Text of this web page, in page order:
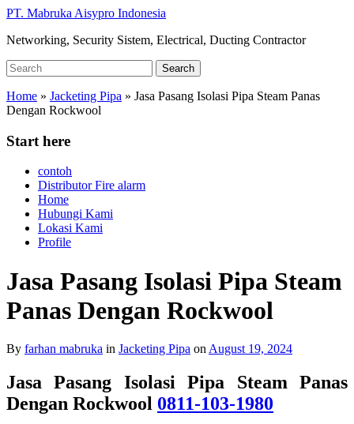
Skip
main
PT. Mabruka Aisypro Indonesia
Networking, Security Sistem, Electrical, Ducting Contractor
Search
for:
Search
Home » Jacketing Pipa » Jasa Pasang Isolasi Pipa Steam Panas
Dengan Rockwool
Start here
contoh
Distributor Fire alarm
Home
Hubungi Kami
Lokasi Kami
Profile
Jasa Pasang Isolasi Pipa Steam
Panas Dengan Rockwool
By farhan mabruka in Jacketing Pipa on August 19, 2024
Jasa Pasang Isolasi Pipa Steam Panas
Dengan Rockwool 0811-103-1980